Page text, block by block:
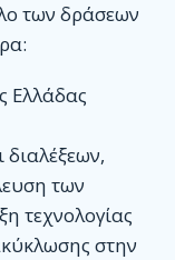
των δράσεων
Ελλάδας
των
τεχνολογίας
στην